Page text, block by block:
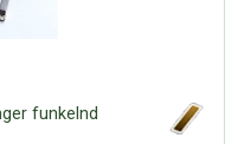
funkelnd